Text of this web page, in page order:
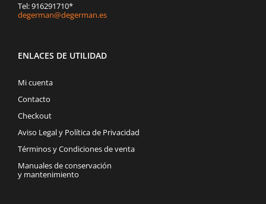
Tel: 916291710*
degerman@degerman.es
ENLACES DE UTILIDAD
Mi cuenta
Contacto
Checkout
Aviso Legal y Política de Privacidad
Términos y Condiciones de venta
Manuales de conservación
y mantenimiento